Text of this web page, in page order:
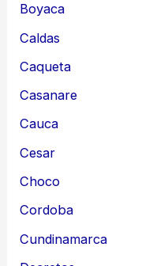
Boyaca
Caldas
Caqueta
Casanare
Cauca
Cesar
Choco
Cordoba
Cundinamarca